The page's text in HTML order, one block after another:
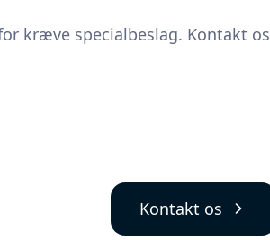
kræve specialbeslag. Kontakt os
Kontakt os